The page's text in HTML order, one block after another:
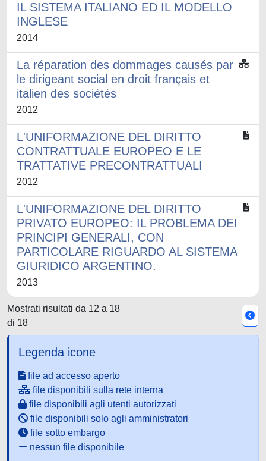
IL SISTEMA ITALIANO ED IL MODELLO
INGLESE
2014
La réparation des dommages causés par
le dirigeant social en droit français et
italien des sociétés
2012
L'UNIFORMAZIONE DEL DIRITTO
CONTRATTUALE EUROPEO E LE
TRATTATIVE PRECONTRATTUALI
2012
L'UNIFORMAZIONE DEL DIRITTO
PRIVATO EUROPEO: IL PROBLEMA DEI
PRINCIPI GENERALI, CON
PARTICOLARE RIGUARDO AL SISTEMA
GIURIDICO ARGENTINO.
2013
Mostrati risultati da 12 a 18
di 18
Legenda icone
file ad accesso aperto
file disponibili sulla rete interna
file disponibili agli utenti autorizzati
file disponibili solo agli amministratori
file sotto embargo
nessun file disponibile